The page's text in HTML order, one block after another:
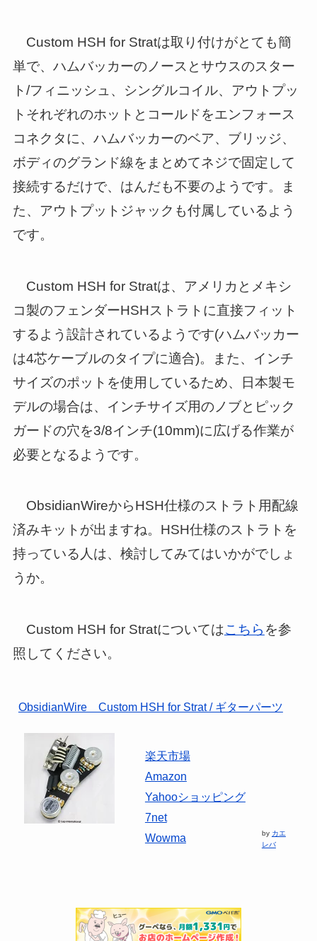
Custom HSH for Stratは取り付けがとても簡
単で、ハムバッカーのノースとサウスのスター
ト/フィニッシュ、シングルコイル、アウトプッ
トそれぞれのホットとコールドをエンフォース
コネクタに、ハムバッカーのベア、ブリッジ、
ボディのグランド線をまとめてネジで固定して
接続するだけで、はんだも不要のようです。ま
た、アウトプットジャックも付属しているよう
です。
Custom HSH for Stratは、アメリカとメキシ
コ製のフェンダーHSHストラトに直接フィット
するよう設計されているようです(ハムバッカー
は4芯ケーブルのタイプに適合)。また、インチ
サイズのポットを使用しているため、日本製モ
デルの場合は、インチサイズ用のノブとピック
ガードの穴を3/8インチ(10mm)に広げる作業が
必要となるようです。
ObsidianWireからHSH仕様のストラト用配線
済みキットが出ますね。HSH仕様のストラトを
持っている人は、検討してみてはいかがでしょ
うか。
Custom HSH for Stratについてはこちら を参
照してください。
ObsidianWire Custom HSH for Strat / ギターパーツ
楽天市場
Amazon
Yahooショッピング
7net
Wowma
by カエ
レバ